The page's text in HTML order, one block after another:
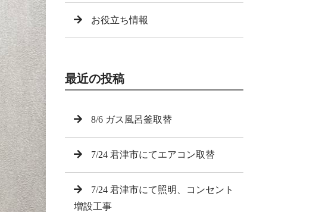
お役立ち情報
最近の投稿
8/6 ガス風呂釜取替
7/24 君津市にてエアコン取替
7/24 君津市にて照明、コンセント
増設工事